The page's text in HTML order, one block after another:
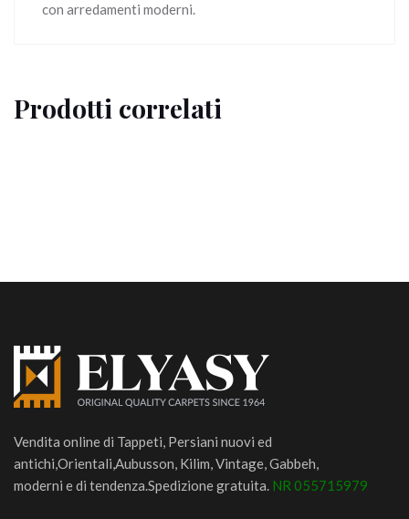
con arredamenti moderni.
Prodotti correlati
Vendita online di Tappeti, Persiani nuovi ed
antichi,Orientali,Aubusson, Kilim, Vintage, Gabbeh,
moderni e di tendenza.Spedizione gratuita. NR 055715979